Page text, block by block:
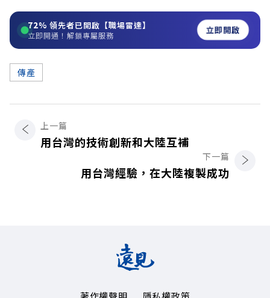
72% 領先者已開啟【職場雷達】
立即開通！解鎖專屬服務 立即開啟
傳產
上一篇
用台灣的技術創新和大陸互補
下一篇
用台灣經驗，在大陸複製成功